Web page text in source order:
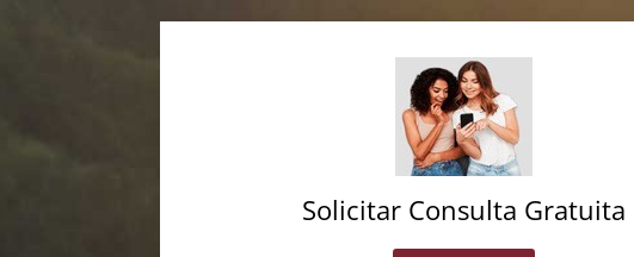
Solicitar Consulta Gratuita